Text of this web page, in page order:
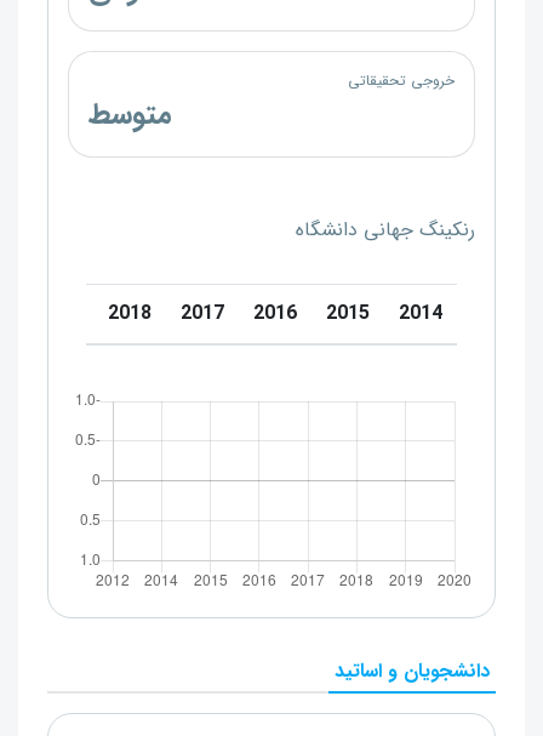
خروجی تحقیقاتی
متوسط
رنکینگ جهانی دانشگاه
2014
2015
2016
2017
2018
دانشجویان و اساتید